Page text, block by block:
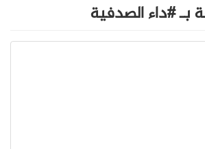
بـ #داء الصدفية